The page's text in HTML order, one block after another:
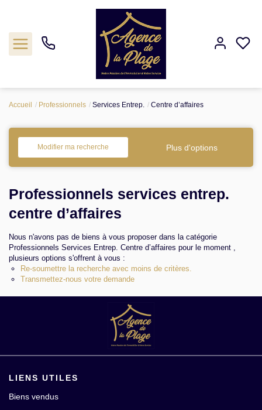
Acheter
Agence
Nos outils
Contact
Accueil Professionnels Services Entrep. Centre d’affaires
Modifier ma recherche Plus d'options
Professionnels services entrep.
centre d’affaires
Nous n'avons pas de biens à vous proposer dans la catégorie
Professionnels Services Entrep. Centre d’affaires pour le moment ,
plusieurs options s'offrent à vous :
Re-soumettre la recherche avec moins de critères.
Transmettez-nous votre demande
LIENS UTILES
Biens vendus